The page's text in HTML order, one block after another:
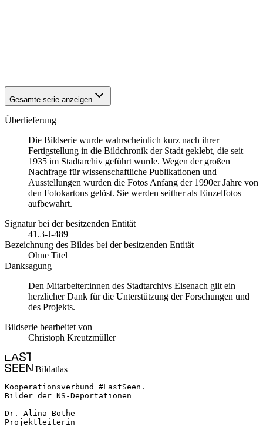
Gesamte serie anzeigen
Überlieferung
Die Bildserie wurde wahrscheinlich kurz nach ihrer
Fertigstellung in die Bildchronik der Stadt geklebt, die seit
1935 im Stadtarchiv geführt wurde. Wegen der großen
Nachfrage für wissenschaftliche Publikationen und
Ausstellungen wurden die Fotos Anfang der 1990er Jahre von
den Fotokartons gelöst. Sie werden seither als Einzelfotos
aufbewahrt.
Signatur bei der besitzenden Entität
41.3-J-489
Bezeichnung des Bildes bei der besitzenden Entität
Ohne Titel
Danksagung
Den Mitarbeiter:innen des Stadtarchivs Eisenach gilt ein
herzlicher Dank für die Unterstützung der Forschungen und
des Projekts.
Bildserie bearbeitet von
Christoph Kreutzmüller
Bildatlas
Kooperationsverbund #LastSeen.
Bilder der NS-Deportationen
Dr. Alina Bothe
Projektleiterin